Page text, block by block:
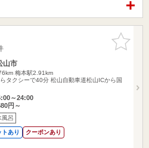
お気に入
りに追加
山市
梅本駅2.91km
タクシーで40分 松山自動車道松山ICから国
～24:00
円～
風呂
トあり クーポンあり